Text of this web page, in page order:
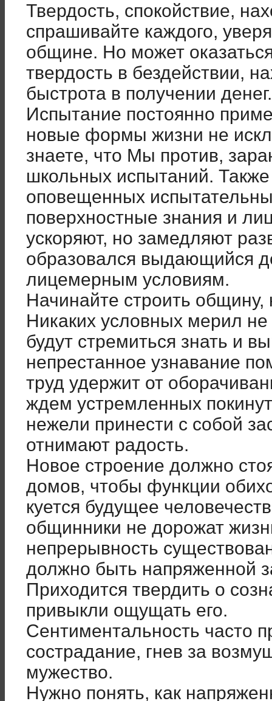
Твердость, спокойствие,
спрашивайте каждого,
общине. Но может
твердость в бездействии,
быстрота в получении денег.
Испытание постоянно
новые формы жизни не
знаете, что Мы против,
школьных испытаний.
оповещенных
поверхностные знания и
ускоряют, но замедляют
образовался выдающийся
лицемерным условиям.
Начинайте строить общину,
Никаких условных мерил
будут стремиться знать и
непрестанное узнавание
труд удержит от
ждем устремленных
нежели принести с собой
отнимают радость.
Новое строение должно
домов, чтобы функции
куется будущее
общинники не дорожат
непрерывность
должно быть напряженной
Приходится твердить о
привыкли ощущать его.
Сентиментальность часто
сострадание, гнев за
мужество.
Нужно понять, как